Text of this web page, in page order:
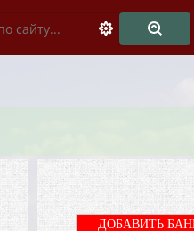
ДОБАВИТЬ